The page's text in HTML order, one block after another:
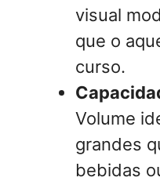
visual
que o
curso.
Volume
grandes
bebidas